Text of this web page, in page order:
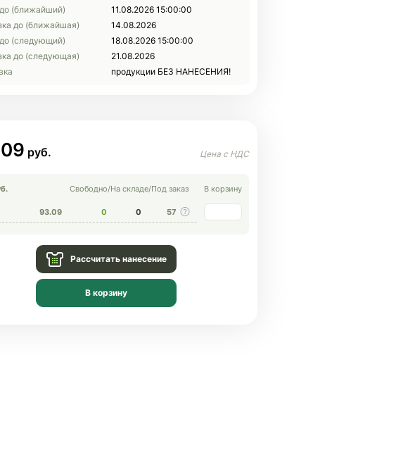
(ближайший)
11.08.2026 15:00:00
до (ближайшая)
14.08.2026
(следующий)
18.08.2026 15:00:00
до (следующая)
21.08.2026
продукции БЕЗ НАНЕСЕНИЯ!
Свободно/На складе/Под заказ В корзину
93.09 0 0 57
Рассчитать нанесение
В корзину